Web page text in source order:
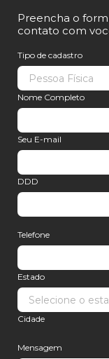
Preencha o
contato com
Tipo de cadastro
Nome Completo
Seu E-mail
DDD
Telefone
Estado
Cidade
Mensagem